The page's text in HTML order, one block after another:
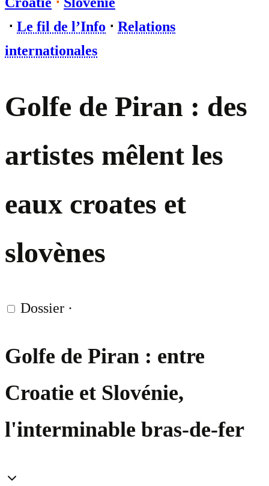
⋅ Le fil de l’Info ⋅ Relations
internationales
Golfe de Piran : des
artistes mêlent les
eaux croates et
slovènes
Dossier ·
Golfe de Piran : entre
Croatie et Slovénie,
l'interminable bras-de-fer